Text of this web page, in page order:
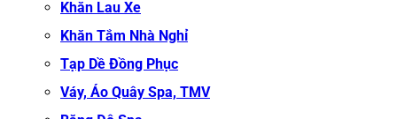
Khăn Lau Xe
Khăn Tắm Nhà Nghỉ
Tạp Dề Đồng Phục
Váy, Áo Quây Spa, TMV